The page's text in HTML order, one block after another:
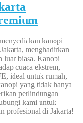
kanopi
menghadirkan
luar biasa. Kanopi
cuaca ekstrem,
ideal untuk rumah,
yang tidak hanya
perlindungan
kami untuk
profesional di Jakarta!